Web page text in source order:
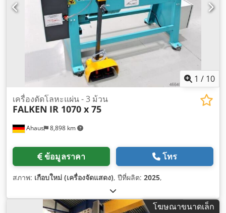
1 / 10
Ahaus 8,898 km
เครื่องดัดโลหะแผ่น - 3 ม้วน
FALKEN IR 1070 x 75
ข้อมูลราคา โทร
สภาพ: เกือบใหม่ (เครื่องจัดแสดง), ปีที่ผลิต: 2025,
โฆษณาขนาดเล็ก